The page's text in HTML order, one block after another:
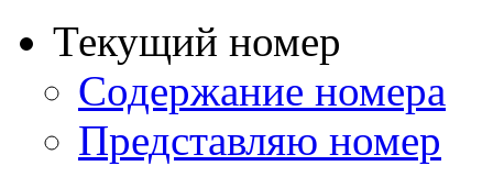
Текущий номер
Содержание номера
Представляю номер